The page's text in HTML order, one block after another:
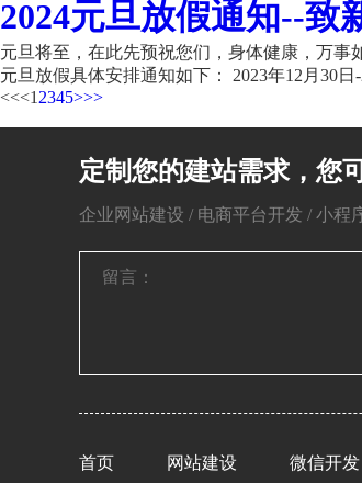
2024元旦放假通知--致
元旦将至，在此先预祝您们，身体健康，万
元旦放假具体安排通知如下： 2023年12月30
<<<1 2345>>>
定制您的建站需求，您
企业网站建设 / 电商平台开发 / 小程
首页 网站建设 微信开发